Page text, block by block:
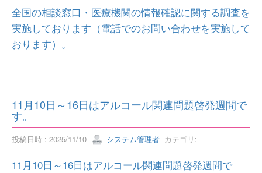
全国の相談窓口・医療機関の情報確認に関する調査を
実施しております（電話でのお問い合わせを実施して
おります）。
11月10日～16日はアルコール関連問題啓発週間で
す。
投稿日時 : 2025/11/10 システム管理者 カテゴリ:
11月10日～16日はアルコール関連問題啓発週間で